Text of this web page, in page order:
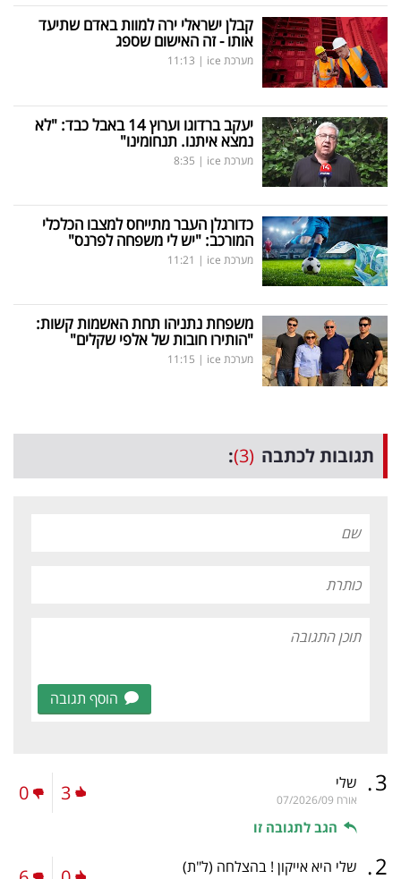
קבלן ישראלי ירה למוות באדם שתיעד
אותו - זה האישום שספג
מערכת ice |
11:13
יעקב ברדוגו וערוץ 14 באבל כבד: "לא
נמצא איתנו. תנחומינו"
מערכת ice |
8:35
כדורגלן העבר מתייחס למצבו הכלכלי
המורכב: "יש לי משפחה לפרנס"
מערכת ice |
11:21
משפחת נתניהו תחת האשמות קשות:
"הותירו חובות של אלפי שקלים"
מערכת ice |
11:15
תגובות לכתבה (3)
:
הוסף תגובה
3
. שלי
אורח 07/2026/09
הגב לתגובה זו
3
0
2
. שלי היא אייקון ! בהצלחה (ל"ת)